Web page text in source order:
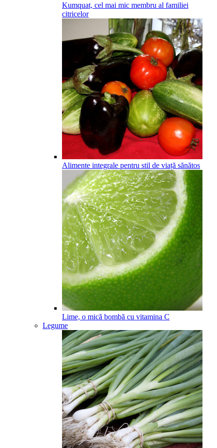
Kumquat, cel mai mic membru al familiei
citricelor
Alimente integrale pentru stil de viață sănătos
Lime, o mică bombă cu vitamina C
Legume